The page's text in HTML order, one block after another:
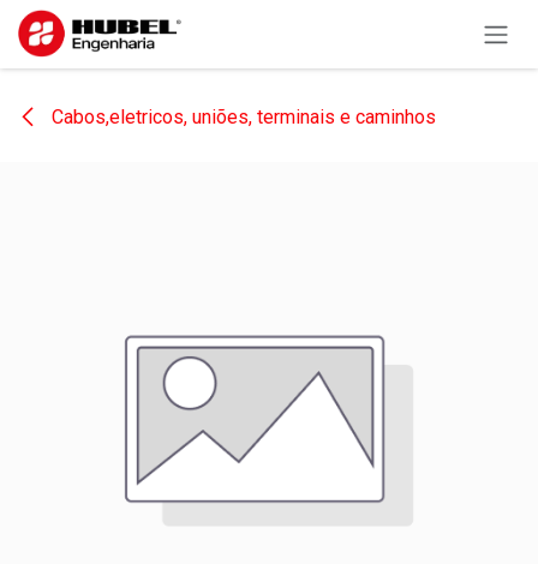
Pular para o conteúdo
Cabos,eletricos, uniões, terminais e caminhos